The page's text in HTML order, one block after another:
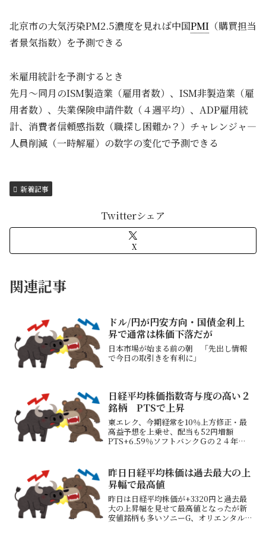
北京市の大気汚染PM2.5濃度を見れば中国PMI （購買担当
者景気指数）を予測できる
米雇用統計を予測するとき
先月～同月のISM製造業（雇用者数）、ISM非製造業（雇
用者数）、失業保険申請件数（４週平均）、ADP雇用統
計、消費者信頼感指数（職探し困難か？）チャレンジャ―
人員削減（一時解雇）の数字の変化で予測できる
新着記事
Twitterシェア
X
関連記事
ドル/円が円安方向・国債金利上
昇で通常は株価下落だが
日本市場が始まる前の朝 「先出し情報
で今日の取引きを有利に」
日経平均株価指数寄与度の高い２
銘柄 PTSで上昇
東エレク、今期経常を10％上方修正・最
高益予想を上乗せ、配当も52円増額
PTS+6.59％ソフトバンクＧの２４年４
レクトロン、ソフトバンクグループの決
算内容が良...
昨日日経平均株価は過去最大の上
昇幅で最高値
昨日は日経平均株価が+3320円と過去最
大の上昇幅を見せて最高値となったが新
安値銘柄も多いソニーG、オリエンタルラ